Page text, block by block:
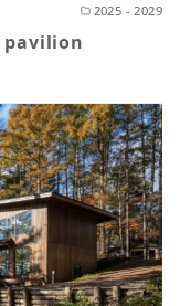
2025 - 2029
pavilion